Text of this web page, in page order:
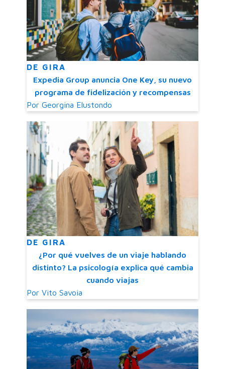
DE GIRA
Expedia Group anuncia One Key, su nuevo
programa de fidelización y recompensas
Por Georgina Elustondo
DE GIRA
¿Por qué vuelves de un viaje hablando
distinto? La psicología explica qué cambia
cuando viajas
Por Vito Savoia